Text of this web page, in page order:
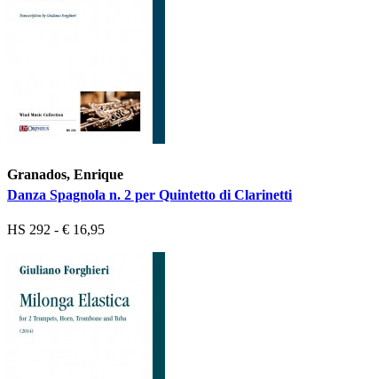
Granados, Enrique
Danza Spagnola n. 2 per Quintetto di Clarinetti
HS 292 - € 16,95